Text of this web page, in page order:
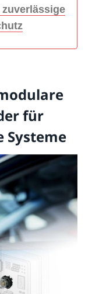
für
Systeme